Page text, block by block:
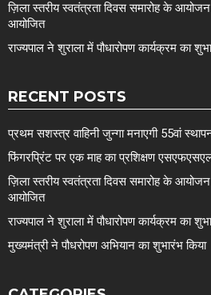
ज़िला स्तरीय स्वतंत्रता दिवस समारोह के
आयोजित
राज्यपाल ने शुराला में पौधारोपण कार्यक्रम का
RECENT POSTS
प्रथम सशस्त्र वाहिनी जुन्गा मनाएगी 55वां
फिंगरप्रिंट पर एक माह का प्रशिक्षण
ज़िला स्तरीय स्वतंत्रता दिवस समारोह के
आयोजित
राज्यपाल ने शुराला में पौधारोपण कार्यक्रम का
मुख्यमंत्री ने पौधरोपण अभियान का शुभारंभ किया